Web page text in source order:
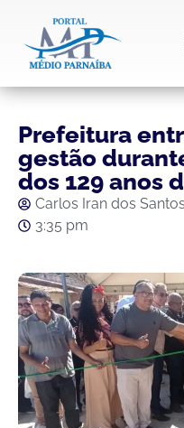
Prefeitura
gestão
dos 129 anos
Carlos Iran dos
3:35 pm